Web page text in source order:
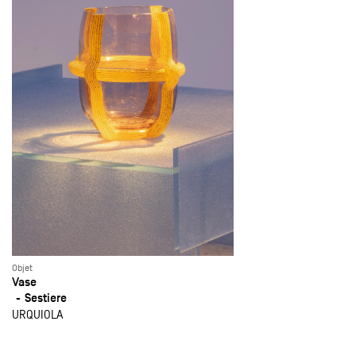
Objet
Vase
Sestiere
URQUIOLA